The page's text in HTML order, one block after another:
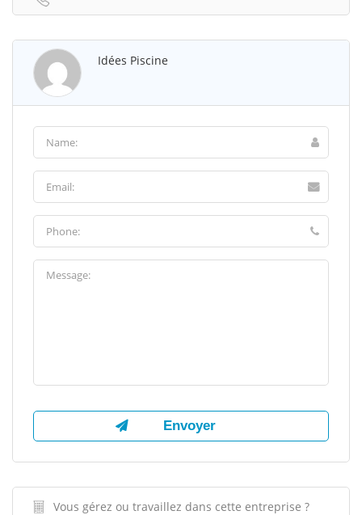
Idées Piscine
Vous gérez ou travaillez dans cette entreprise ?